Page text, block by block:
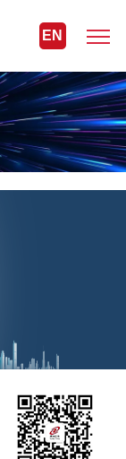
EN